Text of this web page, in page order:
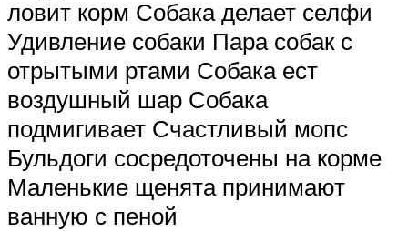
ловит корм Собака делает селфи
Удивление собаки Пара собак с
отрытыми ртами Собака ест
воздушный шар Собака
подмигивает Счастливый мопс
Бульдоги сосредоточены на корме
Маленькие щенята принимают
ванную с пеной